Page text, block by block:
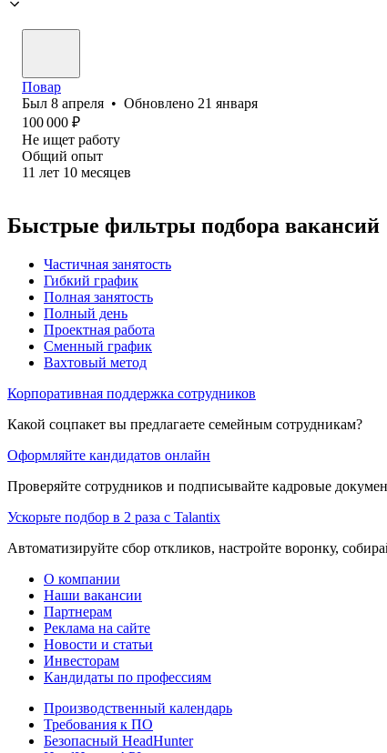
Повар
Был 8 апреля • Обновлено 21 января
100 000 ₽
Не ищет работу
Общий опыт
11 лет 10 месяцев
Быстрые фильтры подбора вакансий
Частичная занятость
Гибкий график
Полная занятость
Полный день
Проектная работа
Сменный график
Вахтовый метод
Корпоративная поддержка сотрудников
Какой соцпакет вы предлагаете семейным сотрудникам?
Оформляйте кандидатов онлайн
Проверяйте сотрудников и подписывайте кадровые
Ускорьте подбор в 2 раза с Talantix
Автоматизируйте сбор откликов, настройте воронку,
О компании
Наши вакансии
Партнерам
Реклама на сайте
Новости и статьи
Инвесторам
Кандидаты по профессиям
Производственный календарь
Требования к ПО
Безопасный HeadHunter